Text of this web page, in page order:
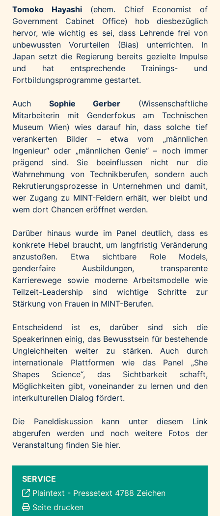
Tomoko Hayashi (ehem. Chief Economist of
Government Cabinet Office) hob diesbezüglich
hervor, wie wichtig es sei, dass Lehrende frei von
unbewussten Vorurteilen (Bias) unterrichten. In
Japan setzt die Regierung bereits gezielte Impulse
und hat entsprechende Trainings- und
Fortbildungsprogramme gestartet.
Auch Sophie Gerber (Wissenschaftliche
Mitarbeiterin mit Genderfokus am Technischen
Museum Wien) wies darauf hin, dass solche tief
verankerten Bilder – etwa vom „männlichen
Ingenieur“ oder „männlichen Genie“ – noch immer
prägend sind. Sie beeinflussen nicht nur die
Wahrnehmung von Technikberufen, sondern auch
Rekrutierungsprozesse in Unternehmen und damit,
wer Zugang zu MINT-Feldern erhält, wer bleibt und
wem dort Chancen eröffnet werden.
Darüber hinaus wurde im Panel deutlich, dass es
konkrete Hebel braucht, um langfristig Veränderung
anzustoßen. Etwa sichtbare Role Models,
genderfaire Ausbildungen, transparente
Karrierewege sowie moderne Arbeitsmodelle wie
Teilzeit-Leadership sind wichtige Schritte zur
Stärkung von Frauen in MINT-Berufen.
Entscheidend ist es, darüber sind sich die
Speakerinnen einig, das Bewusstsein für bestehende
Ungleichheiten weiter zu stärken. Auch durch
internationale Plattformen wie das Panel „She
Shapes Science“, das Sichtbarkeit schafft,
Möglichkeiten gibt, voneinander zu lernen und den
interkulturellen Dialog fördert.
Die Paneldiskussion kann unterdiesem Link
abgerufen werden und noch weitere Fotos der
Veranstaltung finden Sie hier.
SERVICE
Plaintext - Pressetext 4788 Zeichen
Seite drucken